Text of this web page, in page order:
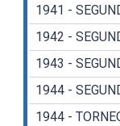
1941 -
1942 -
1943 -
1944 -
1944 -